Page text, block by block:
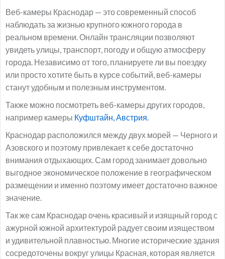
Веб-камеры Краснодар — это современный способ
наблюдать за жизнью крупного южного города в
реальном времени. Онлайн трансляции позволяют
увидеть улицы, транспорт, погоду и общую атмосферу
города. Независимо от того, планируете ли вы поездку
или просто хотите быть в курсе событий, веб-камеры
станут удобным и полезным инструментом.
Также можно посмотреть веб-камеры других городов,
например камеры Куфштайн, Австрия.
Краснодар расположился между двух морей — Черного и
Азовского и поэтому привлекает к себе достаточно
внимания отдыхающих. Сам город занимает довольно
выгодное экономическое положение в географическом
размещении и именно поэтому имеет достаточно важное
значение.
Так же сам Краснодар очень красивый и изящный город с
ажурной южной архитектурой радует своим изяществом
и удивительной плавностью. Многие исторические здания
сосредоточены вокруг улицы Красная, которая является